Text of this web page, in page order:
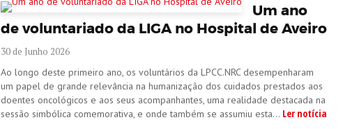
Um ano
de voluntariado da LIGA no Hospital de Aveiro
30 de Junho 2026
Ao longo deste primeiro ano, os voluntários da LPCC.NRC desempenharam
um papel de grande relevância na humanização dos cuidados prestados aos
doentes oncológicos e aos seus acompanhantes, uma realidade destacada na
sessão simbólica comemorativa, e onde também se assumiu esta... Ler notícia